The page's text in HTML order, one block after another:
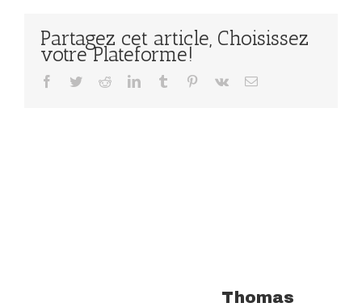
Partagez cet article, Choisissez
votre Plateforme!
Facebook
TwitterRedditLinkedInTumblr Pinterest
Vk Email
Thomas